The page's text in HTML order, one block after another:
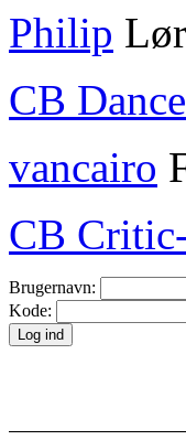
Philip
CB
vancairo
CB
Brugernavn:
Kode: